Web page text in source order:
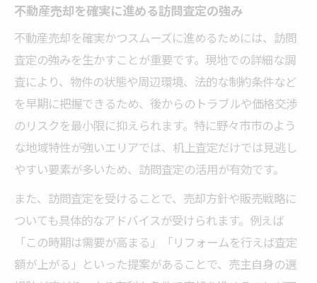
不動産売却を確実に進める訪問査定の強み
不動産売却を確実かつスムーズに進めるためには、訪問
査定の強みを生かすことが重要です。現地での詳細な調
査により、物件の状態や周辺環境、法的な制約条件など
を早期に把握できるため、後からのトラブルや価格交渉
のリスクを最小限に抑えられます。特に野々市市のよう
な地域特性が強いエリアでは、机上査定だけでは見逃し
やすい要素が多いため、訪問査定の活用が有効です。
また、訪問査定を受けることで、売却方針や販売戦略に
ついても具体的なアドバイスが受けられます。例えば
「この時期は需要が高まる」「リフォームを行えば査定
額が上がる」といった提案があることで、売主自身の選